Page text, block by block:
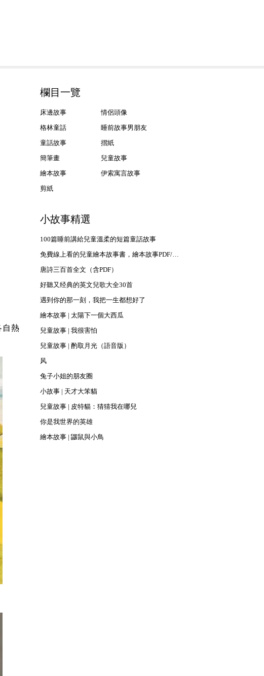
自熱
欄目一覽
床邊故事
情侶頭像
格林童話
睡前故事男朋友
童話故事
摺紙
簡筆畫
兒童故事
繪本故事
伊索寓言故事
剪紙
小故事精選
100篇睡前講給兒童溫柔的短篇童話故事
免費線上看的兒童繪本故事書，繪本故事PDF/PPT下載
唐詩三百首全文（含PDF）
好聽又经典的英文兒歌大全30首
遇到你的那一刻，我把一生都想好了
繪本故事 | 太陽下一個大西瓜
兒童故事 | 我很害怕
兒童故事 | 酌取月光（語音版）
风
兔子小姐的朋友圈
小故事 | 天才大笨貓
兒童故事 | 皮特貓：猜猜我在哪兒
你是我世界的英雄
繪本故事 | 鼴鼠與小鳥